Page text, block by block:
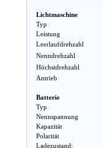
Lichtmaschine
Typ
Leistung
Leerlaufdrehzahl
Nenndrehzahl
Höchstdrehzahl
Antrieb
Batterie
Typ
Nennspannung
Kapazität
Polarität
Ladezustand: